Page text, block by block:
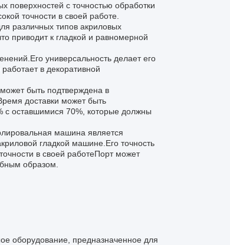
поверхностей с точностью обработки
точности в своей работе.
различных типов акриловых
приводит к гладкой и равномерной
универсальность делает его
в декоративной
быть подтверждена в
доставки может быть
с оставшимися 70%, которые должны
машина является
гладкой машине.Его точность
в своей работеПорт может
образом.
оборудование, предназначенное для